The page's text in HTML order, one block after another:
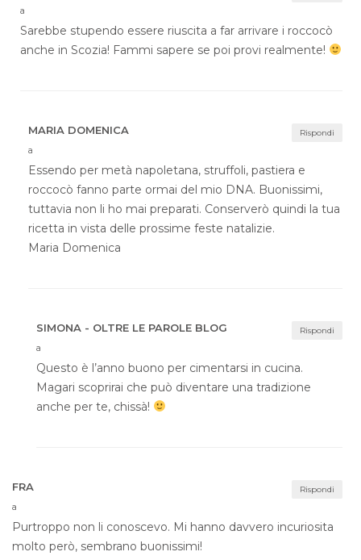
a
Sarebbe stupendo essere riuscita a far arrivare i roccocò
anche in Scozia! Fammi sapere se poi provi realmente!
Rispondi
MARIA DOMENICA
a
Essendo per metà napoletana, struffoli, pastiera e
roccocò fanno parte ormai del mio DNA. Buonissimi,
tuttavia non li ho mai preparati. Conserverò quindi la tua
ricetta in vista delle prossime feste natalizie.
Maria Domenica
Rispondi
SIMONA - OLTRE LE PAROLE BLOG
a
Questo è l’anno buono per cimentarsi in cucina.
Magari scoprirai che può diventare una tradizione
anche per te, chissà!
Rispondi
FRA
a
Purtroppo non li conoscevo. Mi hanno davvero incuriosita
molto però, sembrano buonissimi!